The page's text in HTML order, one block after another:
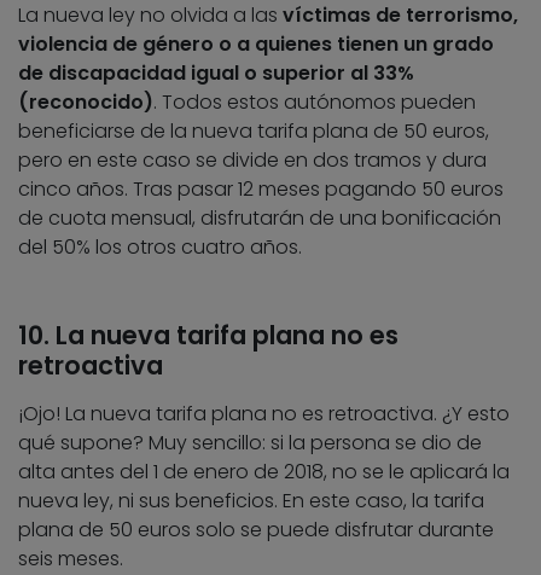
La nueva ley no olvida a las víctimas de terrorismo,
violencia de género o a quienes tienen un grado
de discapacidad igual o superior al 33%
(reconocido). Todos estos autónomos pueden
beneficiarse de la nueva tarifa plana de 50 euros,
pero en este caso se divide en dos tramos y dura
cinco años. Tras pasar 12 meses pagando 50 euros
de cuota mensual, disfrutarán de una bonificación
del 50% los otros cuatro años.
10. La nueva tarifa plana no es
retroactiva
¡Ojo! La nueva tarifa plana no es retroactiva. ¿Y esto
qué supone? Muy sencillo: si la persona se dio de
alta antes del 1 de enero de 2018, no se le aplicará la
nueva ley, ni sus beneficios. En este caso, la tarifa
plana de 50 euros solo se puede disfrutar durante
seis meses.